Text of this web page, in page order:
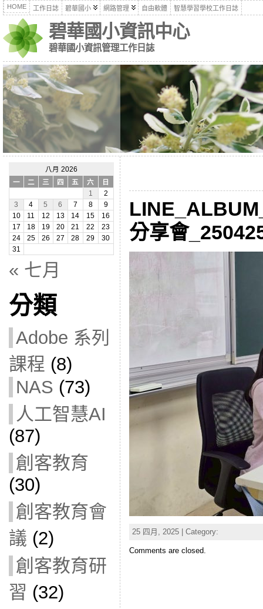
HOME 工作日誌 碧華國小 網路管理 自由軟體 智慧學習學校工作日誌
碧華國小資訊中心
碧華國小資訊管理工作日誌
八月 2026
一
二 三 四 五 六
日
1
2
3
4 5 6 7 8
9
10
11 12 13 14 15
16
17
18 19 20 21 22
23
24
25 26 27 28 29
30
31
« 七月
分類
Adobe 系列
課程 (8)
NAS (73)
人工智慧AI
(87)
創客教育
(30)
創客教育會
議 (2)
創客教育研
習 (32)
分享會
25 四月, 2025 | Category:
Comments are closed.